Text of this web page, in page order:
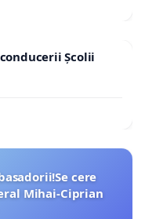
Școlii
cere
Mihai-Ciprian